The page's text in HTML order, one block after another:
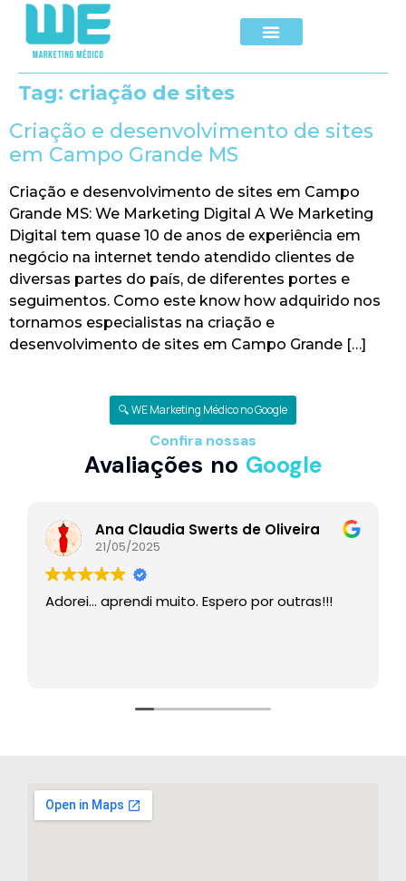
Tag: criação de sites
Criação e desenvolvimento de sites
em Campo Grande MS
Criação e desenvolvimento de sites em Campo
Grande MS: We Marketing Digital A We Marketing
Digital tem quase 10 de anos de experiência em
negócio na internet tendo atendido clientes de
diversas partes do país, de diferentes portes e
seguimentos. Como este know how adquirido nos
tornamos especialistas na criação e
desenvolvimento de sites em Campo Grande […]
🔍 WE Marketing Médico no Google
Confira nossas
Avaliações no Google
Ana Claudia Swerts de Oliveira
21/05/2025
Adorei… aprendi muito. Espero por outras!!!